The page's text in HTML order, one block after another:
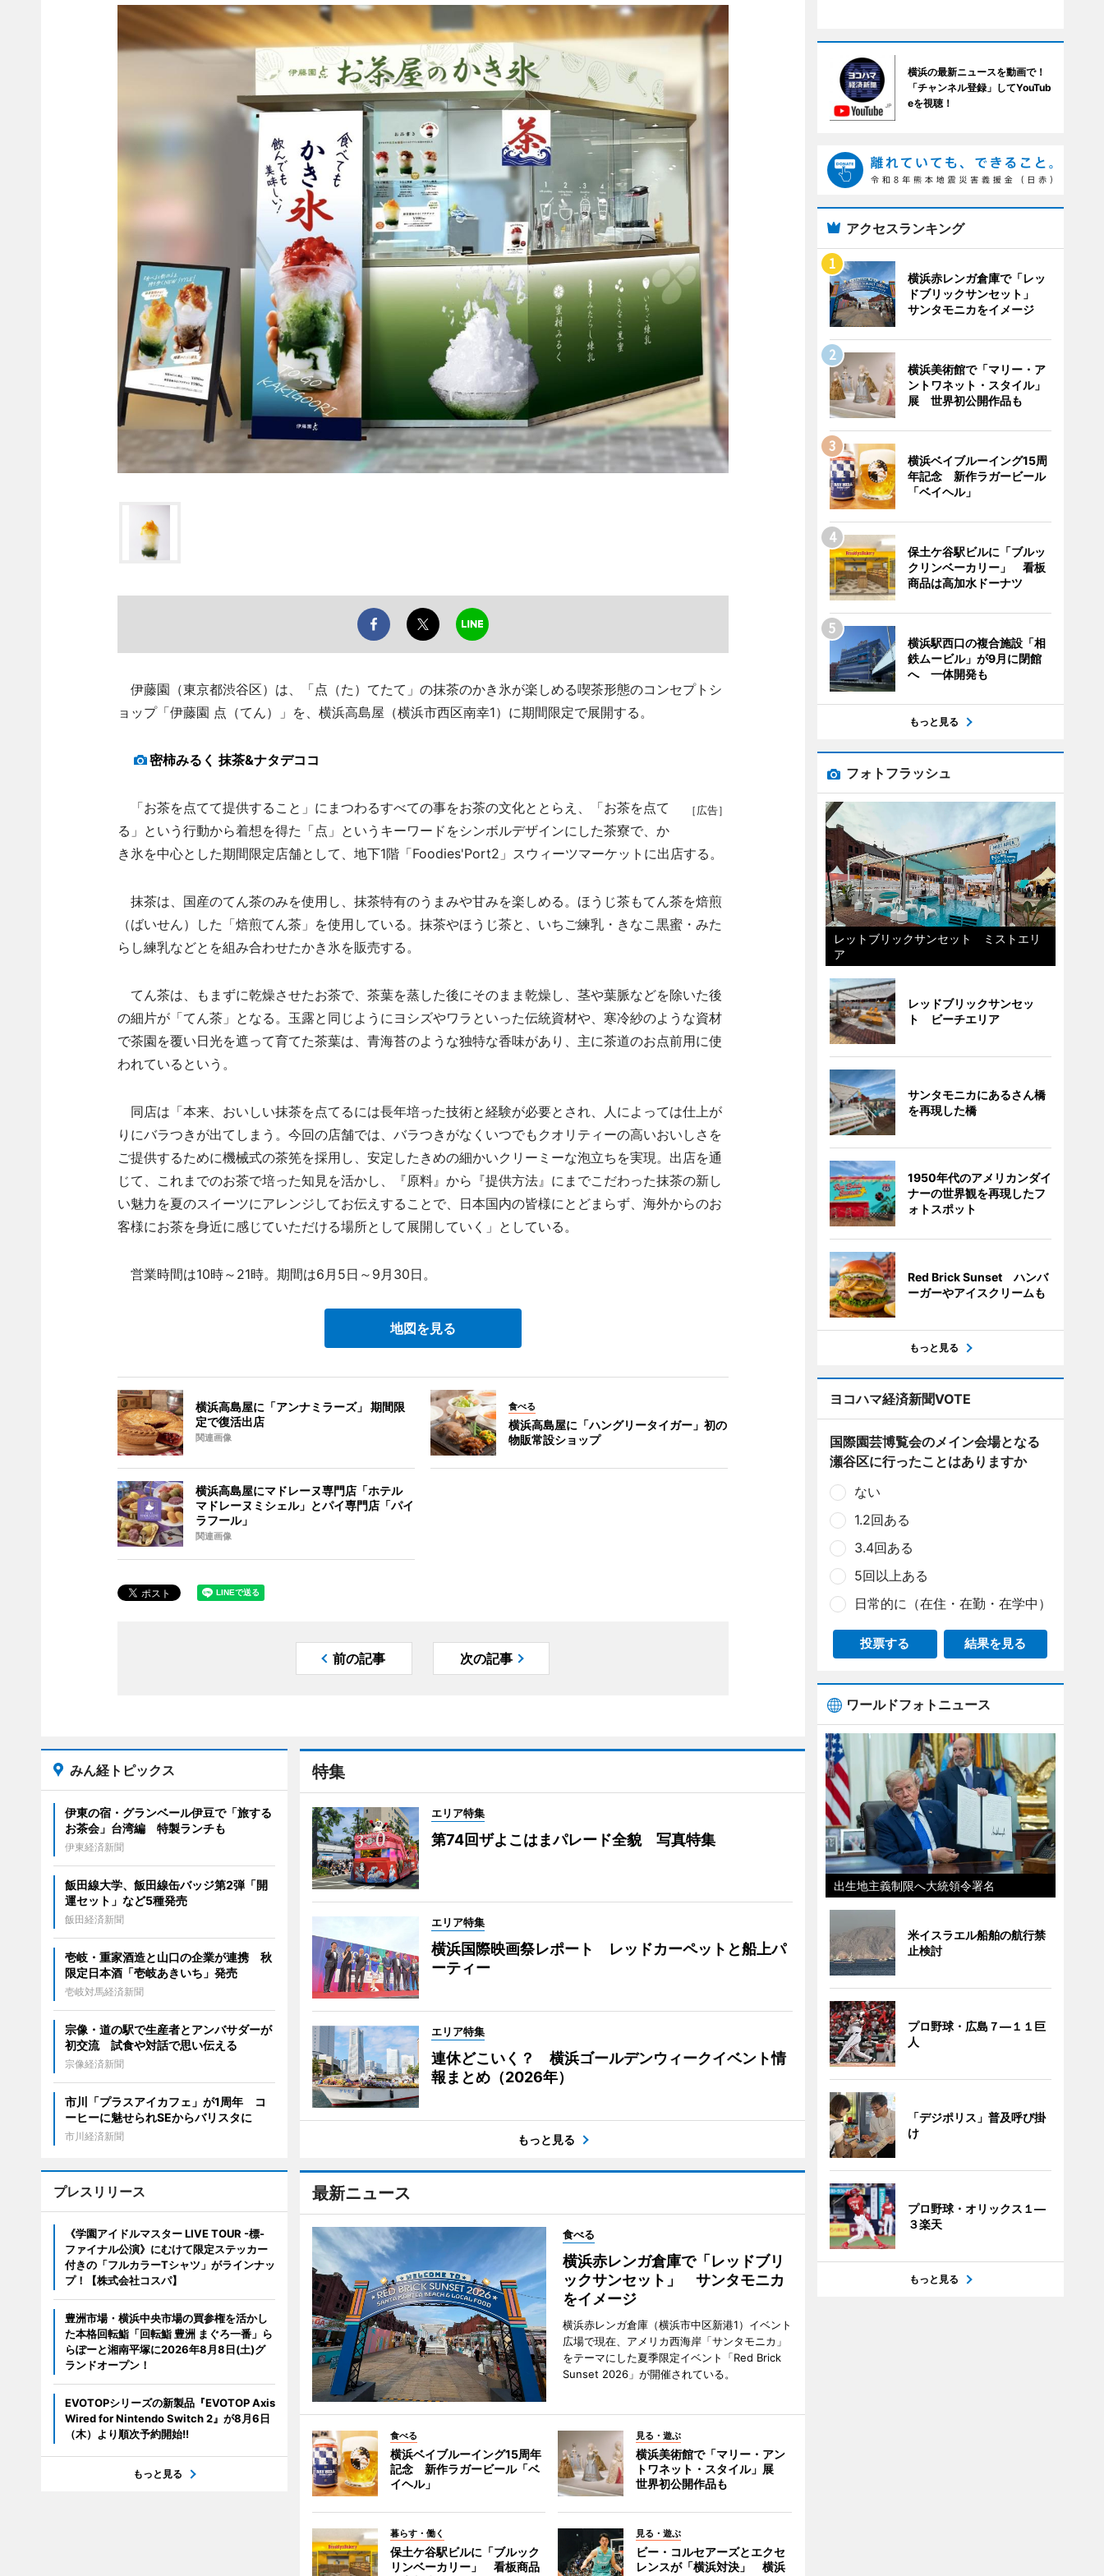
伊藤園（東京都渋谷区）は、「点（た）てたて」の抹茶のかき氷が楽しめる喫茶形態のコンセプトシ
ョップ「伊藤園 点（てん）」を、横浜高島屋（横浜市西区南幸1）に期間限定で展開する。
密柿みるく 抹茶&ナタデココ
［広告］
「お茶を点てて提供すること」にまつわるすべての事をお茶の文化ととらえ、「お茶を点て
る」という行動から着想を得た「点」というキーワードをシンボルデザインにした茶寮で、か
き氷を中心とした期間限定店舗として、地下1階「Foodies'Port2」スウィーツマーケットに出店する。
抹茶は、国産のてん茶のみを使用し、抹茶特有のうまみや甘みを楽しめる。ほうじ茶もてん茶を焙煎
（ばいせん）した「焙煎てん茶」を使用している。抹茶やほうじ茶と、いちご練乳・きなこ黒蜜・みた
らし練乳などとを組み合わせたかき氷を販売する。
てん茶は、もまずに乾燥させたお茶で、茶葉を蒸した後にそのまま乾燥し、茎や葉脈などを除いた後
の細片が「てん茶」となる。玉露と同じようにヨシズやワラといった伝統資材や、寒冷紗のような資材
で茶園を覆い日光を遮って育てた茶葉は、青海苔のような独特な香味があり、主に茶道のお点前用に使
われているという。
同店は「本来、おいしい抹茶を点てるには長年培った技術と経験が必要とされ、人によっては仕上が
りにバラつきが出てしまう。今回の店舗では、バラつきがなくいつでもクオリティーの高いおいしさを
ご提供するために機械式の茶筅を採用し、安定したきめの細かいクリーミーな泡立ちを実現。出店を通
じて、これまでのお茶で培った知見を活かし、『原料』から『提供方法』にまでこだわった抹茶の新し
い魅力を夏のスイーツにアレンジしてお伝えすることで、日本国内の皆様にとどまらず、海外からのお
客様にお茶を身近に感じていただける場所として展開していく」としている。
営業時間は10時～21時。期間は6月5日～9月30日。
地図を見る
横浜高島屋に「アンナミラーズ」 期間限
定で復活出店
関連画像
食べる
横浜高島屋に「ハングリータイガー」初の
物販常設ショップ
横浜高島屋にマドレーヌ専門店「ホテル
マドレーヌミシェル」とパイ専門店「パイ
ラフール」
関連画像
前の記事 次の記事
特集
エリア特集
第74回ザよこはまパレード全貌 写真特集
エリア特集
横浜国際映画祭レポート レッドカーペットと船上パ
ーティー
エリア特集
連休どこいく？ 横浜ゴールデンウィークイベント情
報まとめ（2026年）
もっと見る
最新ニュース
食べる
横浜赤レンガ倉庫で「レッドブリ
ックサンセット」 サンタモニカ
をイメージ
横浜赤レンガ倉庫（横浜市中区新港1）イベント
広場で現在、アメリカ西海岸「サンタモニカ」
をテーマにした夏季限定イベント「Red Brick
Sunset 2026」が開催されている。
食べる
横浜ベイブルーイング15周年
記念 新作ラガービール「ベ
イヘル」
見る・遊ぶ
横浜美術館で「マリー・アン
トワネット・スタイル」展
世界初公開作品も
暮らす・働く
保土ケ谷駅ビルに「ブルック
リンベーカリー」 看板商品
見る・遊ぶ
ビー・コルセアーズとエクセ
レンスが「横浜対決」 横浜
みん経トピックス
伊東の宿・グランベール伊豆で「旅する
お茶会」台湾編 特製ランチも
伊東経済新聞
飯田線大学、飯田線缶バッジ第2弾「開
運セット」など5種発売
飯田経済新聞
壱岐・重家酒造と山口の企業が連携 秋
限定日本酒「壱岐あきいち」発売
壱岐対馬経済新聞
宗像・道の駅で生産者とアンバサダーが
初交流 試食や対話で思い伝える
宗像経済新聞
市川「プラスアイカフェ」が1周年 コ
ーヒーに魅せられSEからバリスタに
市川経済新聞
プレスリリース
《学園アイドルマスター LIVE TOUR -標-
ファイナル公演》にむけて限定ステッカー
付きの「フルカラーTシャツ」がラインナッ
プ！【株式会社コスパ】
豊洲市場・横浜中央市場の買参権を活かし
た本格回転鮨「回転鮨 豊洲 まぐろ一番」ら
らぽーと湘南平塚に2026年8月8日(土)グ
ランドオープン！
EVOTOPシリーズの新製品『EVOTOP Axis
Wired for Nintendo Switch 2』が8月6日
（木）より順次予約開始!!
もっと見る
横浜の最新ニュースを動画で！
「チャンネル登録」してYouTub
eを視聴！
アクセスランキング
横浜赤レンガ倉庫で「レッ
ドブリックサンセット」
サンタモニカをイメージ
横浜美術館で「マリー・ア
ントワネット・スタイル」
展 世界初公開作品も
横浜ベイブルーイング15周
年記念 新作ラガービール
「ベイヘル」
保土ケ谷駅ビルに「ブルッ
クリンベーカリー」 看板
商品は高加水ドーナツ
横浜駅西口の複合施設「相
鉄ムービル」が9月に閉館
へ 一体開発も
もっと見る
フォトフラッシュ
レットブリックサンセット ミストエリ
ア
レッドブリックサンセッ
ト ビーチエリア
サンタモニカにあるさん橋
を再現した橋
1950年代のアメリカンダイ
ナーの世界観を再現したフ
ォトスポット
Red Brick Sunset ハンバ
ーガーやアイスクリームも
もっと見る
ヨコハマ経済新聞VOTE
国際園芸博覧会のメイン会場となる
瀬谷区に行ったことはありますか
ない
1.2回ある
3.4回ある
5回以上ある
日常的に（在住・在勤・在学中）
投票する 結果を見る
ワールドフォトニュース
出生地主義制限へ大統領令署名
米イスラエル船舶の航行禁
止検討
プロ野球・広島７―１１巨
人
「デジポリス」普及呼び掛
け
プロ野球・オリックス１―
３楽天
もっと見る